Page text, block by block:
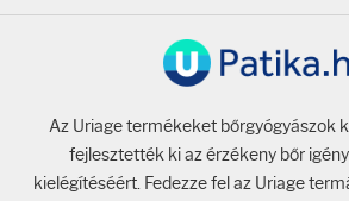
Az Uriage termékeket bőrgyógyászok
fejlesztették ki az érzékeny bőr
kielégítéséért. Fedezze fel az Uriage
Fényvédelem